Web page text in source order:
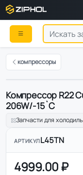
компрессоры
Оригинал
Компрессор R22
206W/-15`C
Запчасти для
АРТИКУЛL45TN
4999.00 ₽